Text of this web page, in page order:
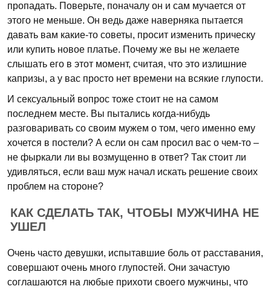
пропадать. Поверьте, поначалу он и сам мучается от
этого не меньше. Он ведь даже наверняка пытается
давать вам какие-то советы, просит изменить прическу
или купить новое платье. Почему же вы не желаете
слышать его в этот момент, считая, что это излишние
капризы, а у вас просто нет времени на всякие глупости.
И сексуальный вопрос тоже стоит не на самом
последнем месте. Вы пытались когда-нибудь
разговаривать со своим мужем о том, чего именно ему
хочется в постели? А если он сам просил вас о чем-то –
не фыркали ли вы возмущенно в ответ? Так стоит ли
удивляться, если ваш муж начал искать решение своих
проблем на стороне?
КАК СДЕЛАТЬ ТАК, ЧТОБЫ МУЖЧИНА НЕ
УШЕЛ
Очень часто девушки, испытавшие боль от расставания,
совершают очень много глупостей. Они зачастую
соглашаются на любые прихоти своего мужчины, что